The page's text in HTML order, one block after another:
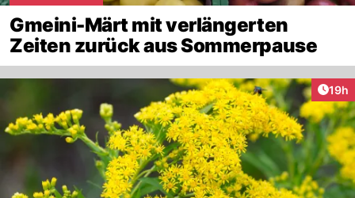
Gmeini-Märt mit verlängerten
Zeiten zurück aus Sommerpause
19h